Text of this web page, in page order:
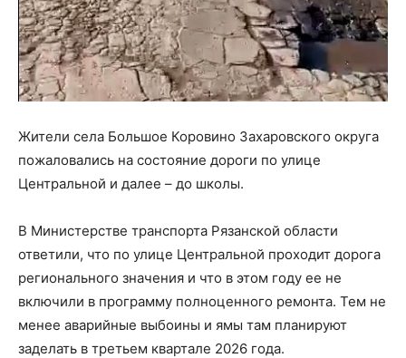
Жители села Большое Коровино Захаровского округа
пожаловались на состояние дороги по улице
Центральной и далее – до школы.
В Министерстве транспорта Рязанской области
ответили, что по улице Центральной проходит дорога
регионального значения и что в этом году ее не
включили в программу полноценного ремонта. Тем не
менее аварийные выбоины и ямы там планируют
заделать в третьем квартале 2026 года.